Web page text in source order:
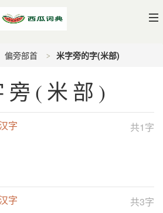
偏旁部首 米字旁的字(米部)
旁(米部)
共1字
字
共3字
字